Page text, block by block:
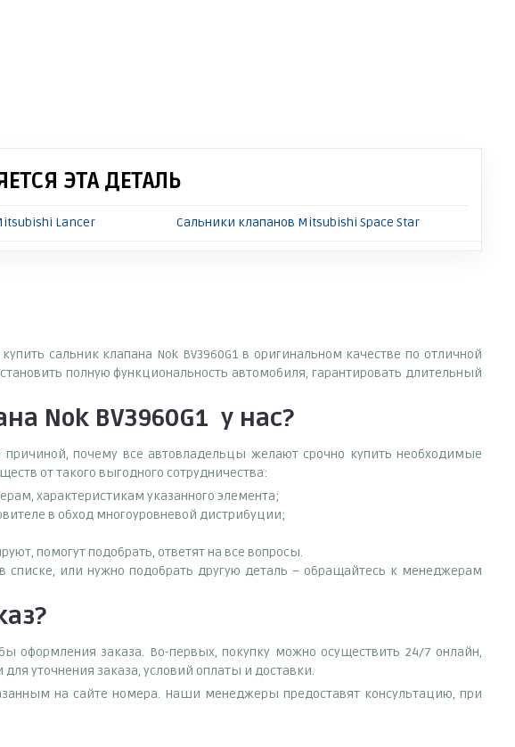
ЭТА ДЕТАЛЬ
Lancer Сальники клапанов Mitsubishi Space Star
сальник клапана Nok BV3960G1 в оригинальном качестве по отличной
полную функциональность автомобиля, гарантировать длительный
Nok BV3960G1 у нас?
причиной, почему все автовладельцы желают срочно купить необходимые
от такого выгодного сотрудничества:
характеристикам указанного элемента;
в обход многоуровневой дистрибуции;
помогут подобрать, ответят на все вопросы.
списке, или нужно подобрать другую деталь – обращайтесь к менеджерам
оформления заказа. Во-первых, покупку можно осуществить 24/7 онлайн,
уточнения заказа, условий оплаты и доставки.
на сайте номера. Наши менеджеры предоставят консультацию, при